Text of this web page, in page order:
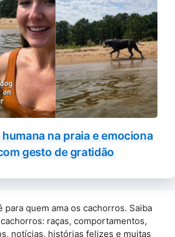
na praia e emociona
gesto de gratidão
para quem ama os cachorros. Saiba
raças, comportamentos,
notícias, histórias felizes e muitas